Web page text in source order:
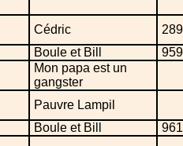
Cédric
289
Boule et Bill
959
Mon papa est un
gangster
Pauvre Lampil
Boule et Bill 961